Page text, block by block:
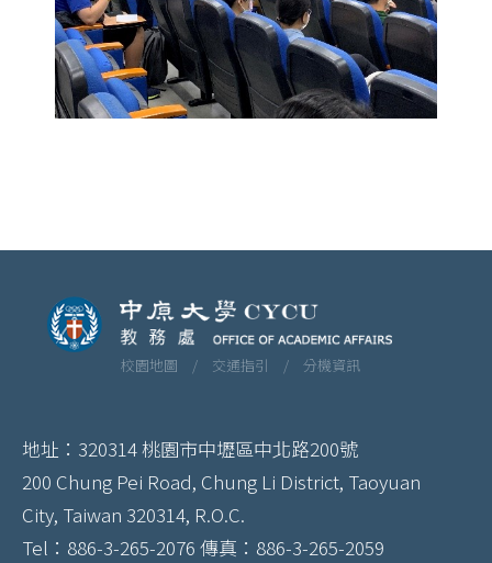
校園地圖 / 交通指引 / 分機資訊
地址：320314 桃園市中壢區中北路200號
200 Chung Pei Road, Chung Li District, Taoyuan
City, Taiwan 320314, R.O.C.
Tel：886-3-265-2076 傳真：886-3-265-2059